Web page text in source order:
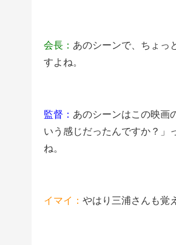
会長： あのシーンで、ちょっ
すよね。
監督： あのシーンはこの映画
いう感じだったんですか？」
ね。
イマイ： やはり三浦さんも覚